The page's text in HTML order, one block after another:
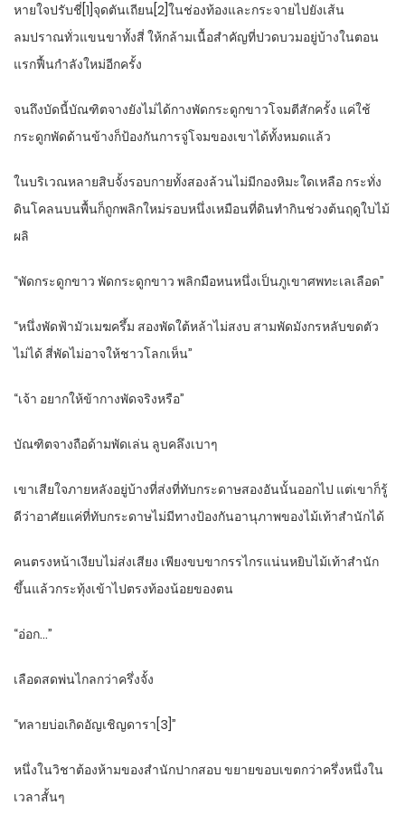
หายใจปรับชี่[1]จุดตันเถียน[2]ในช่องท้องและกระจายไปยังเส้น
ลมปราณทั่วแขนขาทั้งสี่ ให้กล้ามเนื้อสำคัญที่ปวดบวมอยู่บ้างในตอน
แรกฟื้นกำลังใหม่อีกครั้ง
จนถึงบัดนี้บัณฑิตจางยังไม่ได้กางพัดกระดูกขาวโจมตีสักครั้ง แค่ใช้
กระดูกพัดด้านข้างก็ป้องกันการจู่โจมของเขาได้ทั้งหมดแล้ว
ในบริเวณหลายสิบจั้งรอบกายทั้งสองล้วนไม่มีกองหิมะใดเหลือ กระทั่ง
ดินโคลนบนพื้นก็ถูกพลิกใหม่รอบหนึ่งเหมือนที่ดินทำกินช่วงต้นฤดูใบไม้
ผลิ
“พัดกระดูกขาว พัดกระดูกขาว พลิกมือหนหนึ่งเป็นภูเขาศพทะเลเลือด”
“หนึ่งพัดฟ้ามัวเมฆครึ้ม สองพัดใต้หล้าไม่สงบ สามพัดมังกรหลับขดตัว
ไม่ได้ สี่พัดไม่อาจให้ชาวโลกเห็น”
“เจ้า อยากให้ข้ากางพัดจริงหรือ”
บัณฑิตจางถือด้ามพัดเล่น ลูบคลึงเบาๆ
เขาเสียใจภายหลังอยู่บ้างที่ส่งที่ทับกระดาษสองอันนั้นออกไป แต่เขาก็รู้
ดีว่าอาศัยแค่ที่ทับกระดาษไม่มีทางป้องกันอานุภาพของไม้เท้าสำนักได้
คนตรงหน้าเงียบไม่ส่งเสียง เพียงขบขากรรไกรแน่นหยิบไม้เท้าสำนัก
ขึ้นแล้วกระทุ้งเข้าไปตรงท้องน้อยของตน
“อ่อก…”
เลือดสดพ่นไกลกว่าครึ่งจั้ง
“ทลายบ่อเกิดอัญเชิญดารา[3]”
หนึ่งในวิชาต้องห้ามของสำนักปากสอบ ขยายขอบเขตกว่าครึ่งหนึ่งใน
เวลาสั้นๆ